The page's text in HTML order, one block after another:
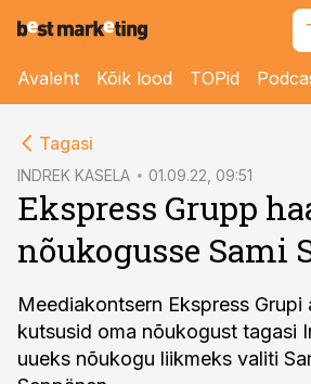
Avaleht Kõik lood TOPid
Tagasi
INDREK KASELA 01.09.22, 09:51
Ekspress Grupp
nõukogusse Sami
Meediakontsern Ekspress Grupi
kutsusid oma nõukogust tagasi
uueks nõukogu liikmeks valiti